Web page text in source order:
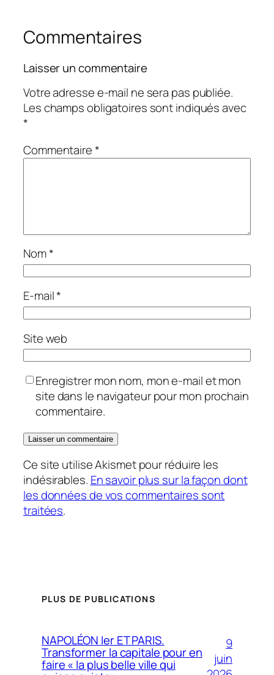
Commentaires
Laisser un commentaire
Votre adresse e-mail ne sera pas publiée.
Les champs obligatoires sont indiqués avec
*
Commentaire*
Nom*
E-mail*
Site web
Enregistrer mon nom, mon e-mail et mon
site dans le navigateur pour mon prochain
commentaire.
Ce site utilise Akismet pour réduire les
indésirables. En savoir plus sur la façon dont
les données de vos commentaires sont
traitées.
PLUS DE PUBLICATIONS
NAPOLÉON Ier ET PARIS.
Transformer la capitale pour en
faire « la plus belle ville qui
9
juin